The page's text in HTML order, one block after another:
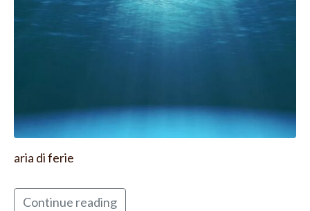
aria di ferie
Continue reading